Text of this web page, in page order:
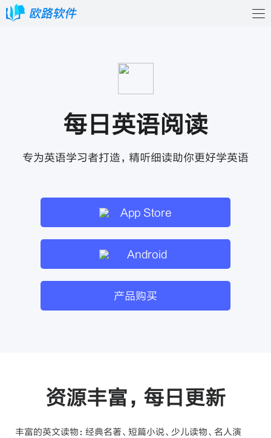
每日英语阅读
专为英语学习者打造，精听细读助你更好学英语
App Store
Android
产品购买
资源丰富，每日更新
丰富的英文读物：经典名著、短篇小说、少儿读物、名人演